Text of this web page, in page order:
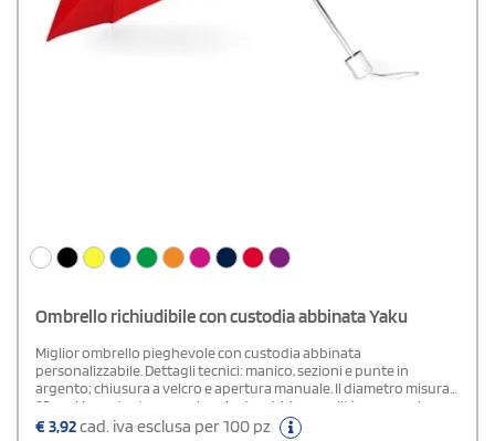
Ombrello richiudibile con custodia abbinata Yaku
Miglior ombrello pieghevole con custodia abbinata
personalizzabile. Dettagli tecnici: manico, sezioni e punte in
argento; chiusura a velcro e apertura manuale. Il diametro misura
95 cm. Un gadget promozionale che abbina qualità e convenienza.
€3,92cad. iva esclusa per 100 pz